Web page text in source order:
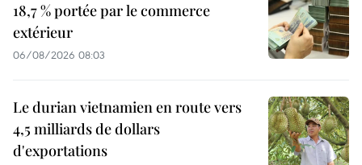
18,7 % portée par le commerce
extérieur
06/08/2026 08:03
Le durian vietnamien en route vers
4,5 milliards de dollars
d'exportations